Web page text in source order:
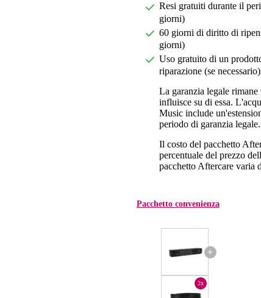
Resi gratuiti durante il
giorni)
60 giorni di diritto di
giorni)
Uso gratuito di un
riparazione (se necessario)
La garanzia legale
influisce su di essa.
Music include
periodo di garanzia legale.
Il costo del pacchetto
percentuale del prezzo
pacchetto Aftercare varia
Pacchetto convenienza
+
2x